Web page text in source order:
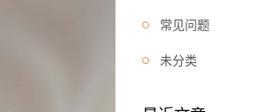
常见问题
未分类